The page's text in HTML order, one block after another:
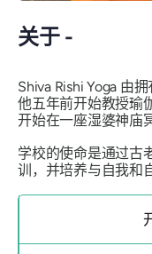
关于 -
Shiva Rishi Yoga 由
他五年前开始教授瑜
开始在一座湿婆神庙
学校的使命是通过古
训，并培养与自我和